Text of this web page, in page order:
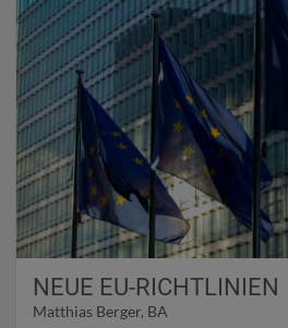
NEUE EU-RICHTLINIEN
Matthias Berger, BA